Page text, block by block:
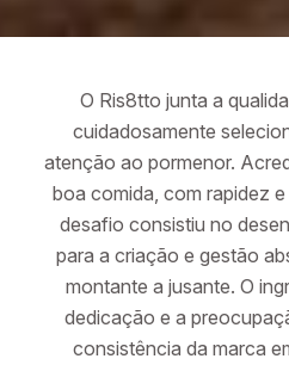
O Ris8tto junta a
cuidadosamente
atenção ao pormenor.
boa comida, com rapidez
desafio consistiu no
para a criação e gestão
montante a jusante. O
dedicação e a
consistência da marca